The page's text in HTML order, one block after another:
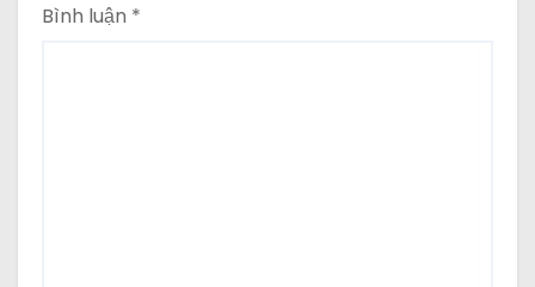
Bình luận *